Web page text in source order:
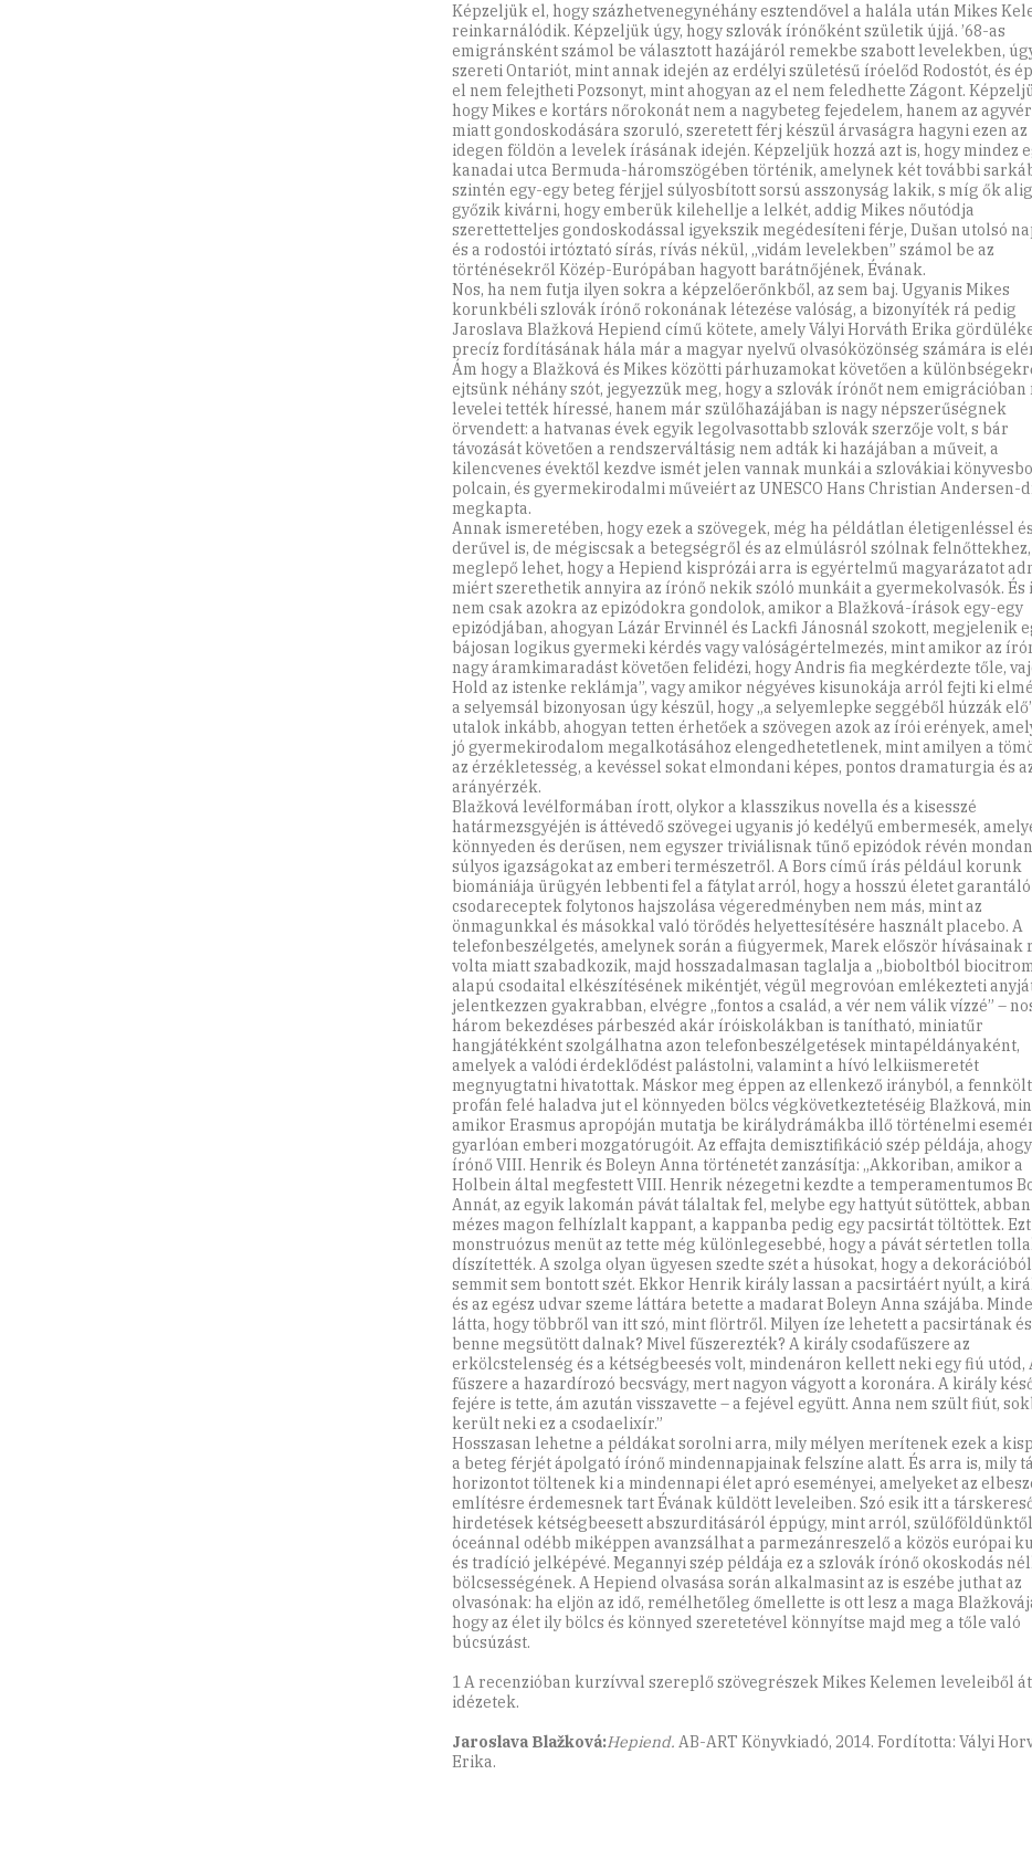
Képzeljük el, hogy százhetvenegynéhány esztendővel a halála után Mikes
reinkarnálódik. Képzeljük úgy, hogy szlovák írónőként születik újjá. ’68-as
emigránsként számol be választott hazájáról remekbe szabott levelekben,
szereti Ontariót, mint annak idején az erdélyi születésű íróelőd Rodostót, és
el nem felejtheti Pozsonyt, mint ahogyan az el nem feledhette Zágont.
hogy Mikes e kortárs nőrokonát nem a nagybeteg fejedelem, hanem az
miatt gondoskodására szoruló, szeretett férj készül árvaságra hagyni ezen az
idegen földön a levelek írásának idején. Képzeljük hozzá azt is, hogy mindez
kanadai utca Bermuda-háromszögében történik, amelynek két további
szintén egy-egy beteg férjjel súlyosbított sorsú asszonyság lakik, s míg ők alig
győzik kivárni, hogy emberük kilehellje a lelkét, addig Mikes nőutódja
szerettetteljes gondoskodással igyekszik megédesíteni férje, Dušan utolsó
és a rodostói irtóztató sírás, rívás nékül, „vidám levelekben” számol be az
történésekről Közép-Európában hagyott barátnőjének, Évának.
Nos, ha nem futja ilyen sokra a képzelőerőnkből, az sem baj. Ugyanis Mikes
korunkbéli szlovák írónő rokonának létezése valóság, a bizonyíték rá pedig
Jaroslava Blažková Hepiend című kötete, amely Vályi Horváth Erika
precíz fordításának hála már a magyar nyelvű olvasóközönség számára is
Ám hogy a Blažková és Mikes közötti párhuzamokat követően a
ejtsünk néhány szót, jegyezzük meg, hogy a szlovák írónőt nem
levelei tették híressé, hanem már szülőhazájában is nagy népszerűségnek
örvendett: a hatvanas évek egyik legolvasottabb szlovák szerzője volt, s bár
távozását követően a rendszerváltásig nem adták ki hazájában a műveit, a
kilencvenes évektől kezdve ismét jelen vannak munkái a szlovákiai
polcain, és gyermekirodalmi műveiért az UNESCO Hans Christian Andersen-
megkapta.
Annak ismeretében, hogy ezek a szövegek, még ha példátlan életigenléssel és
derűvel is, de mégiscsak a betegségről és az elmúlásról szólnak
meglepő lehet, hogy a Hepiend kisprózái arra is egyértelmű magyarázatot
miért szerethetik annyira az írónő nekik szóló munkáit a gyermekolvasók. És
nem csak azokra az epizódokra gondolok, amikor a Blažková-írások egy-egy
epizódjában, ahogyan Lázár Ervinnél és Lackfi Jánosnál szokott, megjelenik
bájosan logikus gyermeki kérdés vagy valóságértelmezés, mint amikor az
nagy áramkimaradást követően felidézi, hogy Andris fia megkérdezte tőle,
Hold az istenke reklámja”, vagy amikor négyéves kisunokája arról fejti ki
a selyemsál bizonyosan úgy készül, hogy „a selyemlepke seggéből húzzák
utalok inkább, ahogyan tetten érhetőek a szövegen azok az írói erények,
jó gyermekirodalom megalkotásához elengedhetetlenek, mint amilyen a
az érzékletesség, a kevéssel sokat elmondani képes, pontos dramaturgia és
arányérzék.
Blažková levélformában írott, olykor a klasszikus novella és a kisesszé
határmezsgyéjén is áttévedő szövegei ugyanis jó kedélyű embermesék,
könnyeden és derűsen, nem egyszer triviálisnak tűnő epizódok révén
súlyos igazságokat az emberi természetről. A Bors című írás például korunk
biomániája ürügyén lebbenti fel a fátylat arról, hogy a hosszú életet garantáló
csodareceptek folytonos hajszolása végeredményben nem más, mint az
önmagunkkal és másokkal való törődés helyettesítésére használt placebo. A
telefonbeszélgetés, amelynek során a fiúgyermek, Marek először hívásainak
volta miatt szabadkozik, majd hosszadalmasan taglalja a „bioboltból
alapú csodaital elkészítésének mikéntjét, végül megrovóan emlékezteti
jelentkezzen gyakrabban, elvégre „fontos a család, a vér nem válik vízzé” –
három bekezdéses párbeszéd akár íróiskolákban is tanítható, miniatűr
hangjátékként szolgálhatna azon telefonbeszélgetések mintapéldányaként,
amelyek a valódi érdeklődést palástolni, valamint a hívó lelkiismeretét
megnyugtatni hivatottak. Máskor meg éppen az ellenkező irányból, a
profán felé haladva jut el könnyeden bölcs végkövetkeztetéséig Blažková,
amikor Erasmus apropóján mutatja be királydrámákba illő történelmi
gyarlóan emberi mozgatórugóit. Az effajta demisztifikáció szép példája,
írónő VIII. Henrik és Boleyn Anna történetét zanzásítja: „Akkoriban, amikor a
Holbein által megfestett VIII. Henrik nézegetni kezdte a temperamentumos
Annát, az egyik lakomán pávát tálaltak fel, melybe egy hattyút sütöttek,
mézes magon felhízlalt kappant, a kappanba pedig egy pacsirtát töltöttek. Ezt
monstruózus menüt az tette még különlegesebbé, hogy a pávát sértetlen
díszítették. A szolga olyan ügyesen szedte szét a húsokat, hogy a dekorációból
semmit sem bontott szét. Ekkor Henrik király lassan a pacsirtáért nyúlt, a
és az egész udvar szeme láttára betette a madarat Boleyn Anna szájába.
látta, hogy többről van itt szó, mint flörtről. Milyen íze lehetett a pacsirtának
benne megsütött dalnak? Mivel fűszerezték? A király csodafűszere az
erkölcstelenség és a kétségbeesés volt, mindenáron kellett neki egy fiú utód,
fűszere a hazardírozó becsvágy, mert nagyon vágyott a koronára. A király
fejére is tette, ám azután visszavette – a fejével együtt. Anna nem szült fiút,
került neki ez a csodaelixír.”
Hosszasan lehetne a példákat sorolni arra, mily mélyen merítenek ezek a
a beteg férjét ápolgató írónő mindennapjainak felszíne alatt. És arra is, mily
horizontot töltenek ki a mindennapi élet apró eseményei, amelyeket az
említésre érdemesnek tart Évának küldött leveleiben. Szó esik itt a
hirdetések kétségbeesett abszurditásáról éppúgy, mint arról,
óceánnal odébb miképpen avanzsálhat a parmezánreszelő a közös európai
és tradíció jelképévé. Megannyi szép példája ez a szlovák írónő okoskodás
bölcsességének. A Hepiend olvasása során alkalmasint az is eszébe juthat az
olvasónak: ha eljön az idő, remélhetőleg őmellette is ott lesz a maga
hogy az élet ily bölcs és könnyed szeretetével könnyítse majd meg a tőle való
búcsúzást.
1 A recenzióban kurzívval szereplő szövegrészek Mikes Kelemen leveleiből
idézetek.
Jaroslava Blažková:Hepiend. AB-ART Könyvkiadó, 2014. Fordította: Vályi
Erika.